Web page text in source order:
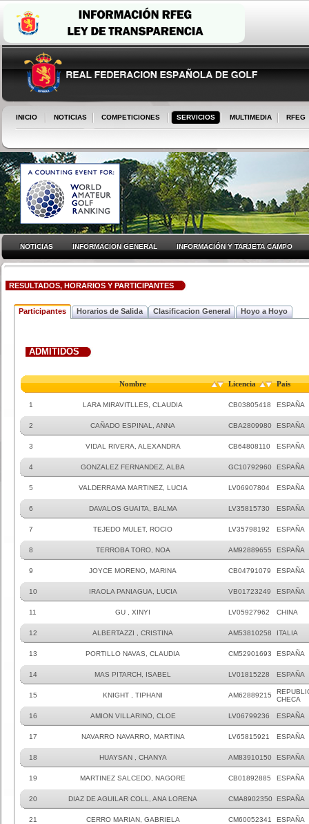
INICIO NOTICIAS COMPETICIONES SERVICIOS MULTIMEDIA RFEG
NOTICIAS INFORMACION GENERAL INFORMACIÓN Y TARJETA CAMPO
RESULTADOS, HORARIOS Y PARTICIPANTES
Participantes Horarios de Salida Clasificacion General Hoyo a Hoyo
ADMITIDOS
Nombre Licencia Pais
1 LARA MIRAVITLLES, CLAUDIA CB03805418 ESPAÑA
2 CAÑADO ESPINAL, ANNA CBA2809980 ESPAÑA
3 VIDAL RIVERA, ALEXANDRA CB64808110 ESPAÑA
4 GONZALEZ FERNANDEZ, ALBA GC10792960 ESPAÑA
5 VALDERRAMA MARTINEZ, LUCIA LV06907804 ESPAÑA
6 DAVALOS GUAITA, BALMA LV35815730 ESPAÑA
7 TEJEDO MULET, ROCIO LV35798192 ESPAÑA
8 TERROBA TORO, NOA AM92889655 ESPAÑA
9 JOYCE MORENO, MARINA CB04791079 ESPAÑA
10 IRAOLA PANIAGUA, LUCIA VB01723249 ESPAÑA
11 GU , XINYI LV05927962 CHINA
12 ALBERTAZZI , CRISTINA AM53810258 ITALIA
13 PORTILLO NAVAS, CLAUDIA CM52901693 ESPAÑA
14 MAS PITARCH, ISABEL LV01815228 ESPAÑA
15 KNIGHT , TIPHANI AM62889215
CHECA
16 AMION VILLARINO, CLOE LV06799236 ESPAÑA
17 NAVARRO NAVARRO, MARTINA LV65815921 ESPAÑA
18 HUAYSAN , CHANYA AM83910150 ESPAÑA
19 MARTINEZ SALCEDO, NAGORE CB01892885 ESPAÑA
20 DIAZ DE AGUILAR COLL, ANA LORENA CMA8902350 ESPAÑA
21 CERRO MARIAN, GABRIELA CM60052341 ESPAÑA